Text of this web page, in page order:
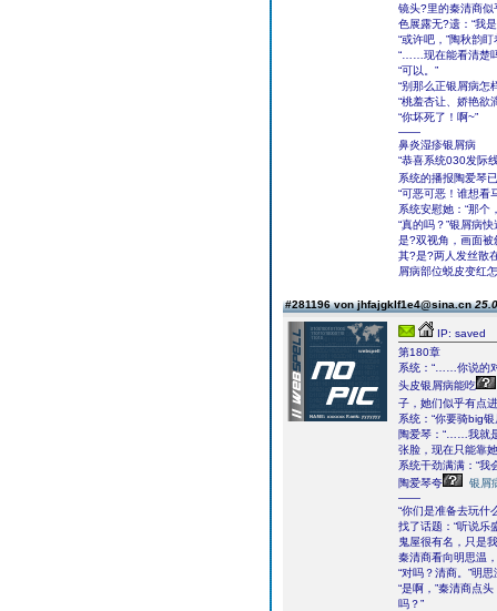
镜头?里的秦清商
色展露无?遗：“我
“或许吧，”陶秋韵
“……现在能看清楚
“可以。”
“别那么正银屑病怎
“桃羞杏让、娇艳
“你坏死了！啊~”
——
鼻炎湿疹银屑病
“恭喜系统030发际
系统的播报陶爱琴
“可恶可恶！谁想
系统安慰她：“那个
“真的吗？”银屑病
是?双视角，画面
其?是?两人发丝散
屑病部位蜕皮变红
#281196 von jhfajgklf1e4@sina.cn
IP: saved
第180章
系统：“……你说的
头皮银屑病能吃
子，她们似乎有点
系统：“你要骑big
陶爱琴：“……我就
张脸，现在只能靠
系统干劲满满：“我
陶爱琴夸
银屑
――
“你们是准备去玩什
找了话题：“听说乐
鬼屋很有名，只是
秦清商看向明思温
“对吗？清商。”明
“是啊，”秦清商点
吗？”